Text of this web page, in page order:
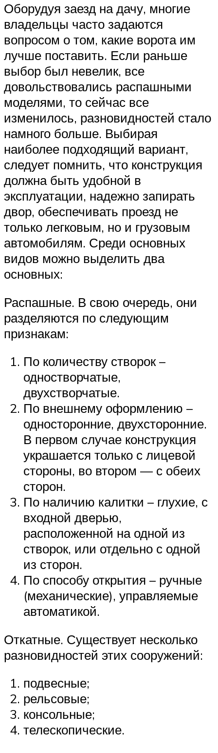
Оборудуя заезд на дачу, многие
владельцы часто задаются
вопросом о том, какие ворота им
лучше поставить. Если раньше
выбор был невелик, все
довольствовались распашными
моделями, то сейчас все
изменилось, разновидностей стало
намного больше. Выбирая
наиболее подходящий вариант,
следует помнить, что конструкция
должна быть удобной в
эксплуатации, надежно запирать
двор, обеспечивать проезд не
только легковым, но и грузовым
автомобилям. Среди основных
видов можно выделить два
основных:
Распашные. В свою очередь, они
разделяются по следующим
признакам:
По количеству створок –
одностворчатые,
двухстворчатые.
По внешнему оформлению –
односторонние, двухсторонние.
В первом случае конструкция
украшается только с лицевой
стороны, во втором — с обеих
сторон.
По наличию калитки – глухие, с
входной дверью,
расположенной на одной из
створок, или отдельно с одной
из сторон.
По способу открытия – ручные
(механические), управляемые
автоматикой.
Откатные. Существует несколько
разновидностей этих сооружений:
подвесные;
рельсовые;
консольные;
телескопические.